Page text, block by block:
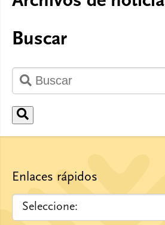
Buscar
Enlaces rápidos